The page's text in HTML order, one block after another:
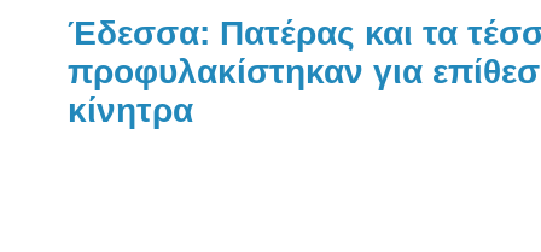
Έδεσσα: Πατέρας και τα
προφυλακίστηκαν για
κίνητρα